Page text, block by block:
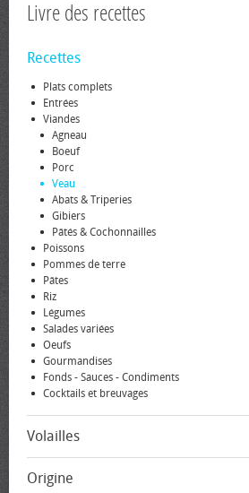
Livre des recettes
Recettes
Plats complets
Entrées
Viandes
Agneau
Boeuf
Porc
Veau
Abats & Triperies
Gibiers
Pâtés & Cochonnailles
Poissons
Pommes de terre
Pâtes
Riz
Légumes
Salades variées
Oeufs
Gourmandises
Fonds - Sauces - Condiments
Cocktails et breuvages
Volailles
Origine